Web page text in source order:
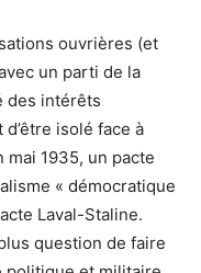
ouvrières (et
un parti de la
des intérêts
isolé face à
mai 1935, un pacte
« démocratique
Laval-Staline.
question de faire